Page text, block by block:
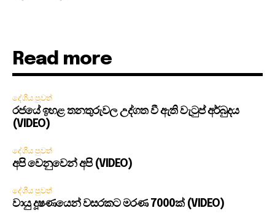
Read more
දේශීය පුවත්
රජයේ ඉහළ තනතුරුවල උද්ගත වී ඇති වැටුප් අර්බුදය
(VIDEO)
දේශීය පුවත්
අපි වෙනුවෙන් අපි (VIDEO)
දේශීය පුවත්
වායු දූෂණයෙන් වසරකට මරණ 7000ක් (VIDEO)